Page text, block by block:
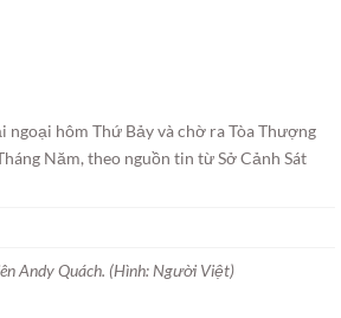
ngoại hôm Thứ Bảy và chờ ra Tòa Thượng
Năm, theo nguồn tin từ Sở Cảnh Sát
Andy Quách. (Hình: Người Việt)